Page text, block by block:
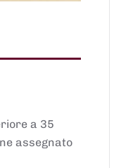
a 35
assegnato